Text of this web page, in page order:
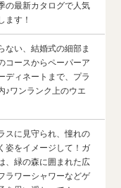
の最新カタログで人気
ます！
ない、結婚式の細部ま
コースからペーパーア
ディネートまで、プラ
♪ワンランク上のウエ
スに見守られ、憧れの
姿をイメージして！ガ
、緑の森に囲まれた広
ラワーシャワーなどゲ